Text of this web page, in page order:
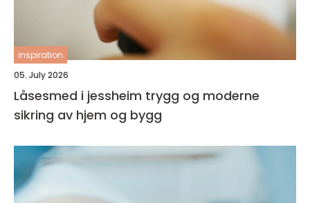
inspiration
05. July 2026
Låsesmed i jessheim trygg og moderne
sikring av hjem og bygg